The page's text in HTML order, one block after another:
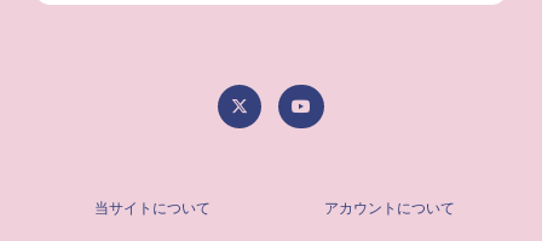
当サイトについて アカウントについて